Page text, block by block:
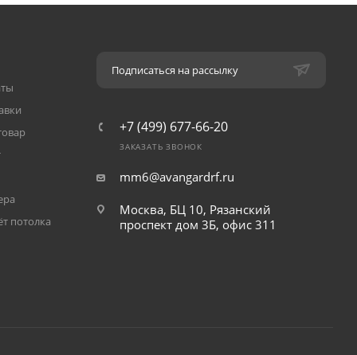
потолка
Подписаться на рассылку
+7 (499) 677-66-20
ЗАКАЗАТЬ ЗВОНОК
mm6@avangardrf.ru
Москва, БЦ 10, Рязанский
проспект дом 3Б, офис 311